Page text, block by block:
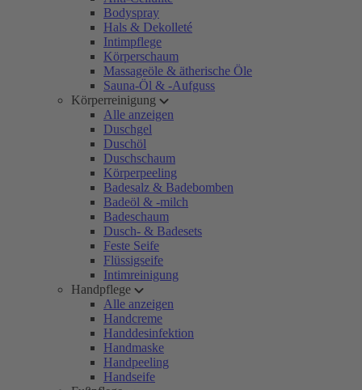
Bodyspray
Hals & Dekolleté
Intimpflege
Körperschaum
Massageöle & ätherische Öle
Sauna-Öl & -Aufguss
Körperreinigung
Alle anzeigen
Duschgel
Duschöl
Duschschaum
Körperpeeling
Badesalz & Badebomben
Badeöl & -milch
Badeschaum
Dusch- & Badesets
Feste Seife
Flüssigseife
Intimreinigung
Handpflege
Alle anzeigen
Handcreme
Handdesinfektion
Handmaske
Handpeeling
Handseife